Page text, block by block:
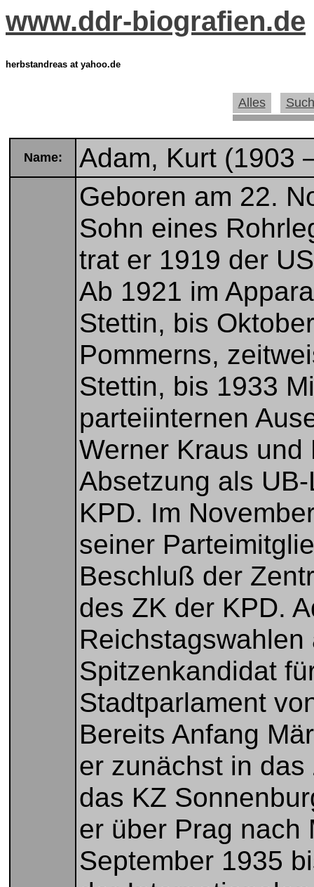
www.ddr-biografien.de
herbstandreas at yahoo.de
Alles
Name: Adam, Kurt (1903
Geboren am 22.
Sohn eines
trat er 1919 der
Ab 1921 im
Stettin, bis
Pommerns,
Stettin, bis 1933
parteiinternen
Werner Kraus
Absetzung als
KPD. Im
seiner
Beschluß der
des ZK der KPD.
Spitzenkandidat
Stadtparlament
Bereits Anfang
er zunächst in
das KZ
er über Prag nach
September 1935